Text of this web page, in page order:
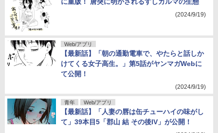
(2024/9/19)
Web/アプリ
【最新話】「朝の通勤電車で、やたらと話しか
けてくる女子高生。」第5話がヤンマガWebに
て公開！
(2024/9/19)
青年 Web/アプリ
【最新話】「人妻の唇は缶チューハイの味がし
て」39本目5「郡山 結 その後IV」が公開！